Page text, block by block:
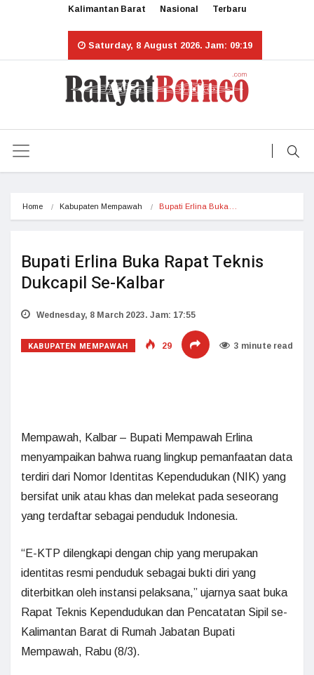
Kalimantan Barat Nasional Terbaru
Saturday, 8 August 2026. Jam: 09:19
Home Kabupaten Mempawah Bupati Erlina Buka…
Bupati Erlina Buka Rapat Teknis
Dukcapil Se-Kalbar
Wednesday, 8 March 2023. Jam: 17:55
KABUPATEN MEMPAWAH 29 3 minute read
Mempawah, Kalbar – Bupati Mempawah Erlina
menyampaikan bahwa ruang lingkup pemanfaatan data
terdiri dari Nomor Identitas Kependudukan (NIK) yang
bersifat unik atau khas dan melekat pada seseorang
yang terdaftar sebagai penduduk Indonesia.
“E-KTP dilengkapi dengan chip yang merupakan
identitas resmi penduduk sebagai bukti diri yang
diterbitkan oleh instansi pelaksana,” ujarnya saat buka
Rapat Teknis Kependudukan dan Pencatatan Sipil se-
Kalimantan Barat di Rumah Jabatan Bupati
Mempawah, Rabu (8/3).